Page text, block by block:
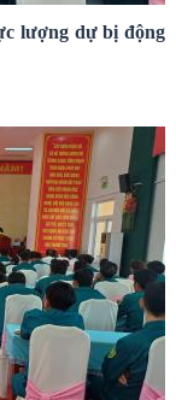
lượng dự bị động